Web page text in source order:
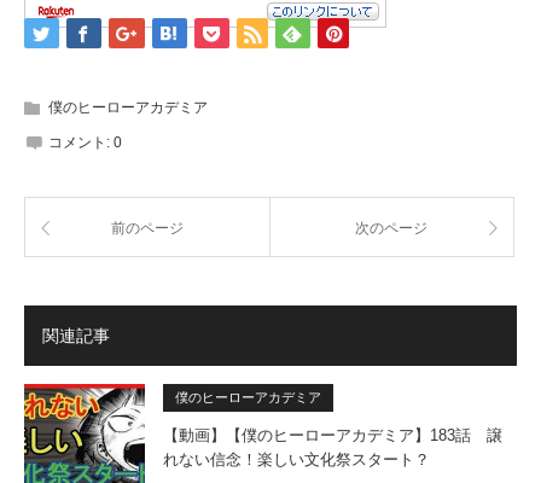
僕のヒーローアカデミア
コメント: 0
前のページ 次のページ
関連記事
僕のヒーローアカデミア
【動画】【僕のヒーローアカデミア】183話 譲
れない信念！楽しい文化祭スタート？